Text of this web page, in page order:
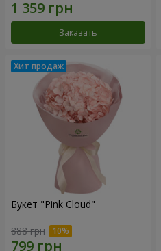
Заказать
Букет "Pink Cloud"
888 грн